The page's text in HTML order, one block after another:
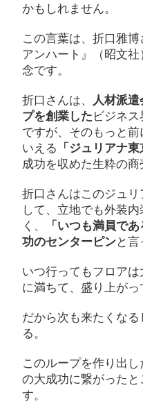
かもしれません。
この言葉は、折口雅
アンハート』（昭文
念です。
折口さんは、 人材派
プを創業した ビジネ
ですが、そのもっと
いえる
「ジュリアナ東
成功を収めた生粋の商
折口さんはこのジュ
して、立地でも外装
く、
「いつも満員で
功のセンターピンと言
いつ行ってもフロア
に満ちて、盛り上がっ
だから次も来たくな
る。
このループを作り出
の大成功に繋がった
す。